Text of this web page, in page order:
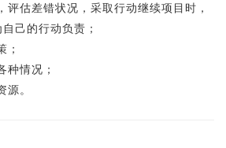
评估差错状况，采取行动继续项目时，
己的行动负责；
；
种情况；
源。